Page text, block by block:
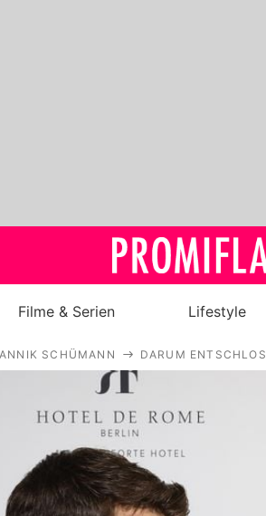
Royals
Filme & Serien Lifestyle
SCHÜMANN DARUM